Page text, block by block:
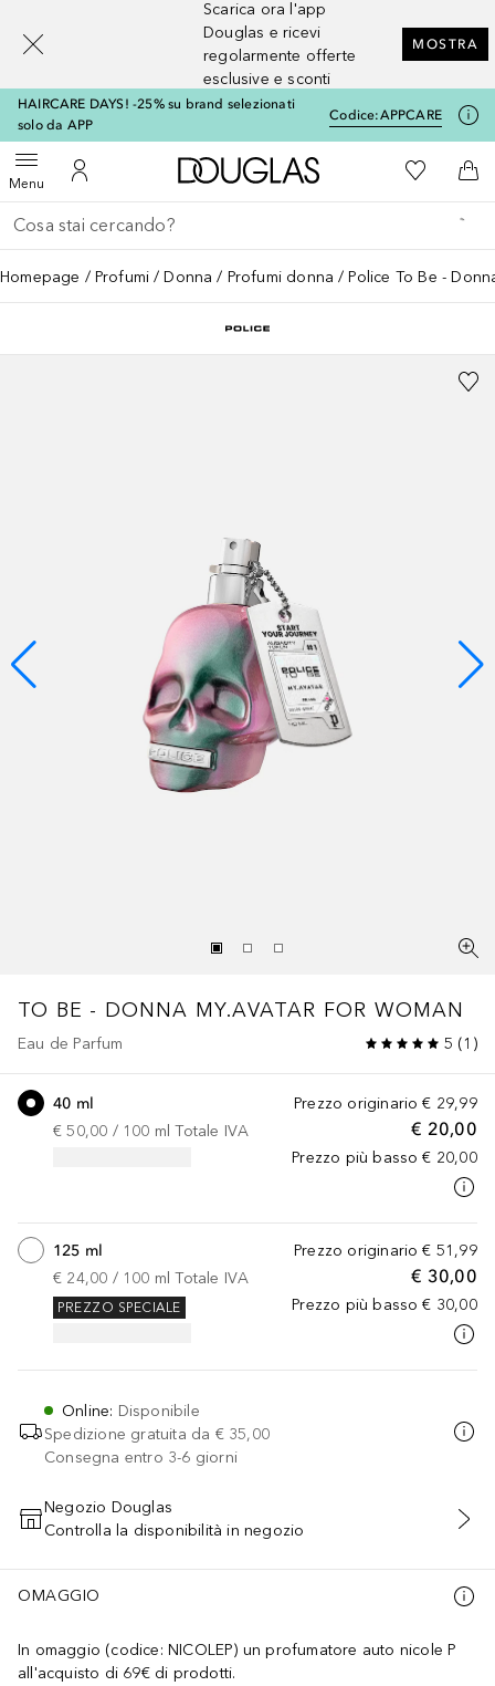
Scarica ora l'app
Douglas e ricevi
regolarmente offerte
esclusive e sconti
MOSTRA
HAIRCARE DAYS! -25% su brand selezionati
solo da APP
Codice:APPCARE
MenuApri menuAl Mio Account
A Douglas HomeAlla Mia
Al
Torna indietro
Esegui ricerca
Homepage Profumi Donna Profumi donna Police To Be -
TO BE - DONNA MY.AVATAR FOR WOMAN
Eau de Parfum 5 (1 )
Prezzo originario € 29,99
€ 20,00
Prezzo più basso € 20,00
40 ml
€ 50,00 / 100 ml Totale IVA
Prezzo originario € 51,99
€ 30,00
Prezzo più basso € 30,00
125 ml
€ 24,00 / 100 ml Totale IVA
PREZZO SPECIALE
Online: Disponibile
Spedizione gratuita da € 35,00
Consegna entro 3-6 giorni
AGGIUNGI AL CARRELLO
Negozio Douglas
Controlla la disponibilità in negozio
OMAGGIO
In omaggio (codice: NICOLEP) un profumatore auto nicole P
all'acquisto di 69€ di prodotti.
[navigation.slideout.screenreader]